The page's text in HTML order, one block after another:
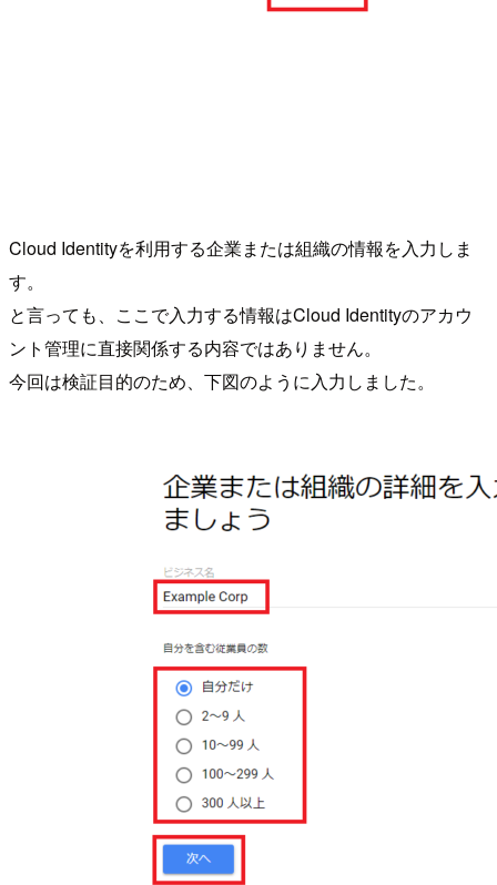
Cloud Identityを利用する企業または組織の情報を入力しま
す。
と言っても、ここで入力する情報はCloud Identityのアカウ
ント管理に直接関係する内容ではありません。
今回は検証目的のため、下図のように入力しました。